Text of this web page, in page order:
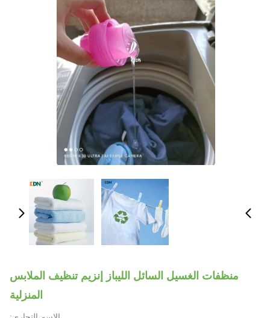
منظفات الغسيل السائل الليباز إنزيم تنظيف الملابس
المنزلية